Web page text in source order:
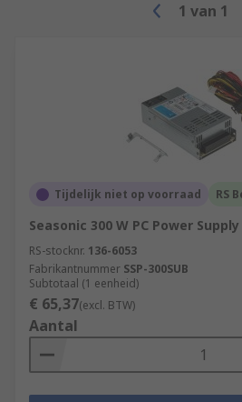
1 van 1
Tijdelijk niet op voorraad RS
Seasonic 300 W PC Power
RS-stocknr. 136-6053
Fabrikantnummer SSP-300SUB
Subtotaal (1 eenheid)
€ 65,37(excl. BTW)
Aantal